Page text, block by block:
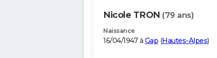
Nicole TRON (79 ans)
Naissance
16/04/1947 à Gap (Hautes-Alpes)